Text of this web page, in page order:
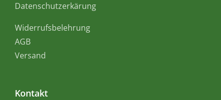
Datenschutzerkärung
Widerrufsbelehrung
AGB
Versand
Kontakt